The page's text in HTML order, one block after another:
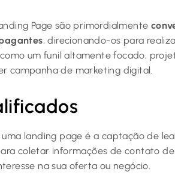
Page são primordialmente
, direcionando-os para
um funil altamente focado,
campanha de marketing digital.
landing page é a captação de
coletar informações de contato de
na sua oferta ou negócio.